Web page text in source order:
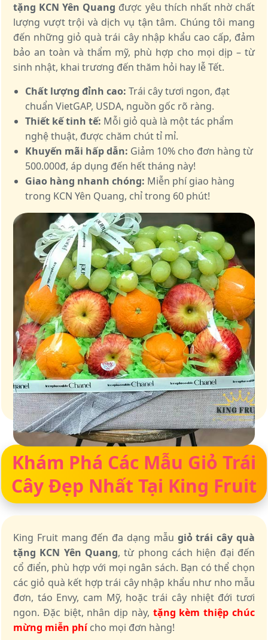
tặng KCN Yên Quang được yêu thích nhất nhờ chất
lượng vượt trội và dịch vụ tận tâm. Chúng tôi mang
đến những giỏ quà trái cây nhập khẩu cao cấp, đảm
bảo an toàn và thẩm mỹ, phù hợp cho mọi dịp – từ
sinh nhật, khai trương đến thăm hỏi hay lễ Tết.
Chất lượng đỉnh cao: Trái cây tươi ngon, đạt
chuẩn VietGAP, USDA, nguồn gốc rõ ràng.
Thiết kế tinh tế: Mỗi giỏ quà là một tác phẩm
nghệ thuật, được chăm chút tỉ mỉ.
Khuyến mãi hấp dẫn: Giảm 10% cho đơn hàng từ
500.000đ, áp dụng đến hết tháng này!
Giao hàng nhanh chóng: Miễn phí giao hàng
trong KCN Yên Quang, chỉ trong 60 phút!
Giỏ quà – Tinh hoa từ trái cây tươi ngon
Khám Phá Các Mẫu Giỏ Trái
Cây Đẹp Nhất Tại King Fruit
King Fruit mang đến đa dạng mẫu giỏ trái cây quà
tặng KCN Yên Quang, từ phong cách hiện đại đến
cổ điển, phù hợp với mọi ngân sách. Bạn có thể chọn
các giỏ quà kết hợp trái cây nhập khẩu như nho mẫu
đơn, táo Envy, cam Mỹ, hoặc trái cây nhiệt đới tươi
ngon. Đặc biệt, nhân dịp này, tặng kèm thiệp chúc
mừng miễn phícho mọi đơn hàng!